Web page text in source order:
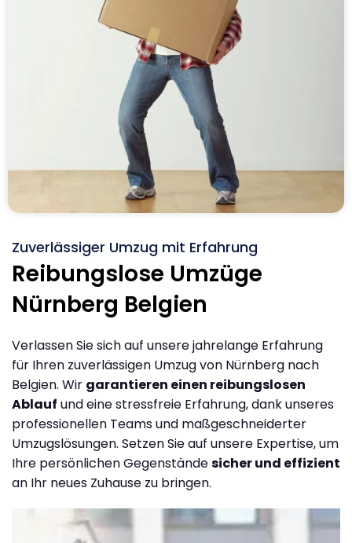
Zuverlässiger Umzug mit Erfahrung
Reibungslose Umzüge
Nürnberg Belgien
Verlassen Sie sich auf unsere jahrelange Erfahrung
für Ihren zuverlässigen Umzug von Nürnberg nach
Belgien. Wir garantieren einen reibungslosen
Ablauf und eine stressfreie Erfahrung, dank unseres
professionellen Teams und maßgeschneiderter
Umzugslösungen. Setzen Sie auf unsere Expertise, um
Ihre persönlichen Gegenständesicher und effizient
an Ihr neues Zuhause zu bringen.